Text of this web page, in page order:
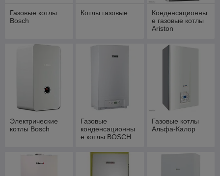
Газовые котлы
Bosch
Котлы газовые
Конденсационны
е газовые котлы
Ariston
Электрические
котлы Bosch
Газовые
конденсационны
е котлы BOSCH
Газовые котлы
Альфа-Калор